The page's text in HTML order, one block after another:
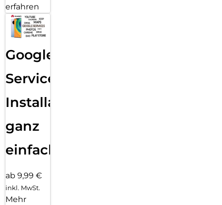
erfahren
Google
Services
Installation
ganz
einfach
ab 9,99 €
inkl. MwSt.
Mehr